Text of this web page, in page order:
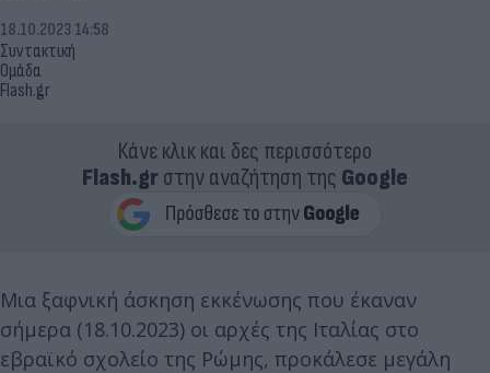
Συντακτική
Ομάδα
Flash.gr
18.10.2023 14:58
Κάνε κλικ και δες περισσότερο
Flash.grστην αναζήτηση της Google
Μια ξαφνική άσκηση εκκένωσης που έκαναν
σήμερα (18.10.2023) οι αρχές της Ιταλίας στο
εβραϊκό σχολείο της Ρώμης, προκάλεσε μεγάλη